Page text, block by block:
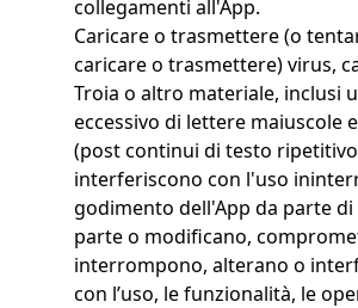
collegamenti all'App.
Caricare o trasmettere (o
caricare o trasmettere) virus,
Troia o altro materiale, inclusi
eccessivo di lettere maiuscole
(post continui di testo
interferiscono con l'uso
godimento dell'App da parte di
parte o modificano,
interrompono, alterano o
con l’uso, le funzionalità, le